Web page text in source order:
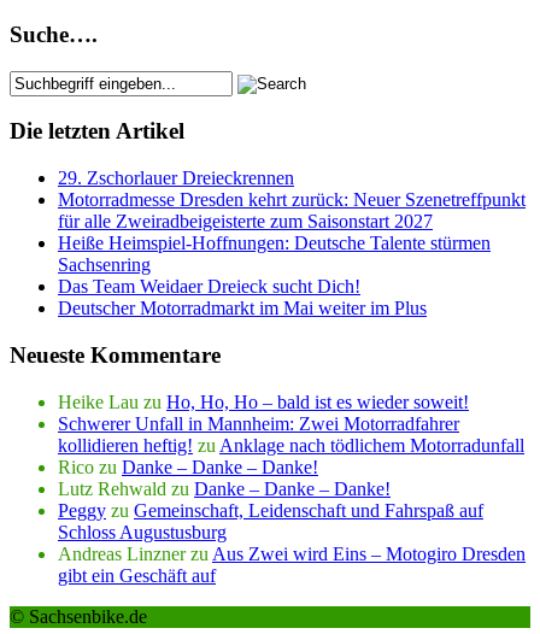
Suche….
Die letzten Artikel
29. Zschorlauer Dreieckrennen
Motorradmesse Dresden kehrt zurück: Neuer Szenetreffpunkt
für alle Zweiradbeigeisterte zum Saisonstart 2027
Heiße Heimspiel-Hoffnungen: Deutsche Talente stürmen
Sachsenring
Das Team Weidaer Dreieck sucht Dich!
Deutscher Motorradmarkt im Mai weiter im Plus
Neueste Kommentare
Heike Lau zu Ho, Ho, Ho – bald ist es wieder soweit!
Schwerer Unfall in Mannheim: Zwei Motorradfahrer
kollidieren heftig! zu Anklage nach tödlichem Motorradunfall
Rico zu Danke – Danke – Danke!
Lutz Rehwald zu Danke – Danke – Danke!
Peggy zu Gemeinschaft, Leidenschaft und Fahrspaß auf
Schloss Augustusburg
Andreas Linznerzu Aus Zwei wird Eins – Motogiro Dresden
gibt ein Geschäft auf
© Sachsenbike.de